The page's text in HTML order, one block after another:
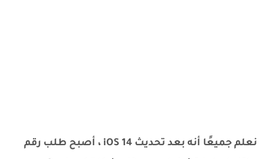
نعلم جميعًا أنه بعد تحديث iOS 14 ، أصبح طلب رقم